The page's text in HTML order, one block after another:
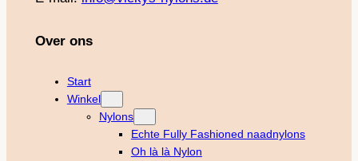
Over ons
Start
Winkel
Nylons
Echte Fully Fashioned naadnylons
Oh là là Nylon